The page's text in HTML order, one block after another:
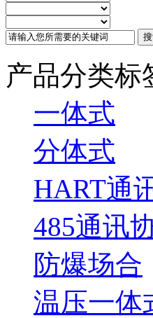
产品分类标
一体式
分体式
HART通
485通讯
防爆场合
温压一体